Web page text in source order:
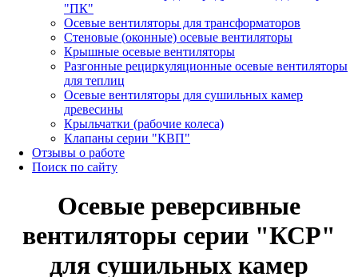
"ПК"
Осевые вентиляторы для трансформаторов
Стеновые (оконные) осевые вентиляторы
Крышные осевые вентиляторы
Разгонные рециркуляционные осевые вентиляторы
для теплиц
Осевые вентиляторы для сушильных камер
древесины
Крыльчатки (рабочие колеса)
Клапаны серии "КВП"
Отзывы о работе
Поиск по сайту
Осевые реверсивные
вентиляторы серии "КСР"
для сушильных камер